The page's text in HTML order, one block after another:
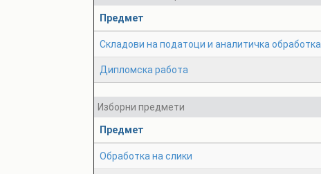
Предмет
Складови на податоци и аналитичка обработка
Дипломска работа
Изборни предмети
Предмет
Обработка на слики